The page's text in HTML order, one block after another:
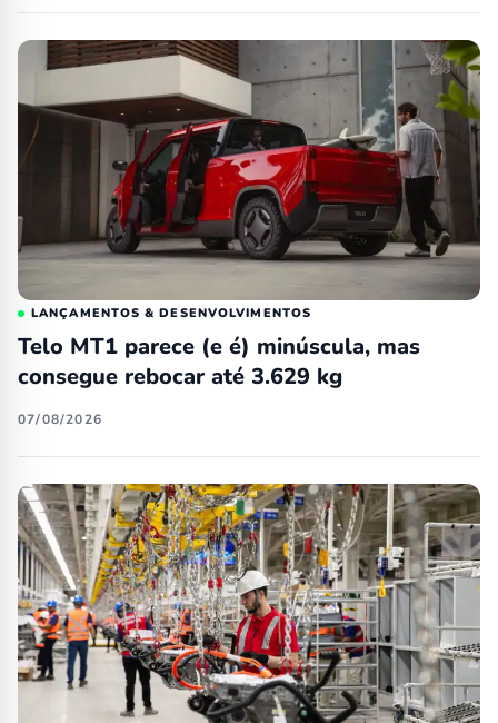
LANÇAMENTOS & DESENVOLVIMENTOS
Telo MT1 parece (e é) minúscula, mas
consegue rebocar até 3.629 kg
07/08/2026